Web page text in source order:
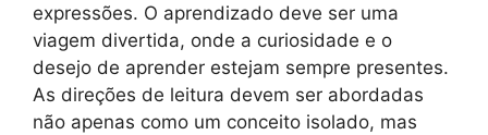
expressões. O aprendizado deve ser uma
viagem divertida, onde a curiosidade e o
desejo de aprender estejam sempre presentes.
As direções de leitura devem ser abordadas
não apenas como um conceito isolado, mas